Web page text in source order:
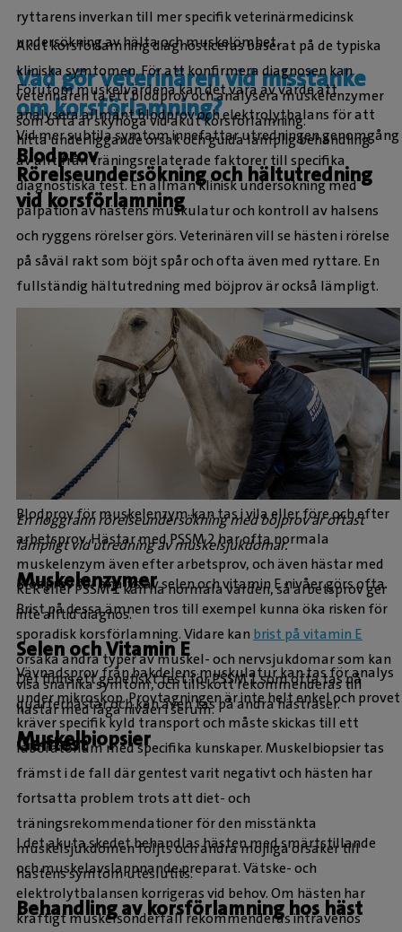
ryttarens inverkan till mer specifik veterinärmedicinsk
undersökning av hälta och muskelömhet.
Vad gör veterinären vid misstanke
om korsförlamning?
Akut korsförlamning diagnosticeras baserat på de typiska
kliniska symtomen. För att konfirmera diagnosen kan
veterinären ta ett blodprov och analysera muskelenzymer
som ofta är skyhöga vid akut korsförlamning.
Blodprov
Förutom muskelvärdena kan det vara av värde att
analysera allmänt blodprov och elektrolytbalans för att
hitta underliggande orsak och guida lämplig behandling.
Rörelseundersökning och hältutredning
vid korsförlamning
Vid mer subtila symtom innefattar utredningen genomgång
av allt från träningsrelaterade faktorer till specifika
diagnostiska test. En allmän klinisk undersökning med
palpation av hästens muskulatur och kontroll av halsens
och ryggens rörelser görs. Veterinären vill se hästen i rörelse
på såväl rakt som böjt spår och ofta även med ryttare. En
fullständig hältutredning med böjprov är också lämpligt.
En noggrann rörelseundersökning med böjprov är oftast
lämpligt vid utredning av muskelsjukdomar.
Muskelenzymer
Blodprov för muskelenzym kan tas i vila eller före och efter
arbetsprov. Hästar med PSSM 2 har ofta normala
muskelenzym även efter arbetsprov, och även hästar med
RER eller PSSM 1 kan ha normala värden, så arbetsprov ger
inte alltid diagnos.
Selen och Vitamin E
Blodprov för analys av selen och vitamin E nivåer görs ofta.
Brist på dessa ämnen tros till exempel kunna öka risken för
sporadisk korsförlamning. Vidare kan brist på vitamin E
orsaka andra typer av muskel- och nervsjukdomar som kan
visa snarlika symtom, och tillskott rekommenderas till
hästar med låga nivåer i serum.
Gentest
Det finns ett genetiskt test för PSSM 1 som ofta tas på
quarterhästar och kan även tas på andra hästraser.
Muskelbiopsier
Vävnadsprov från bakdelens muskulatur kan tas för analys
under mikroskop. Provtagningen är inte helt enkel och provet
kräver specifik kyld transport och måste skickas till ett
laboratorium med specifika kunskaper. Muskelbiopsier tas
främst i de fall där gentest varit negativt och hästen har
fortsatta problem trots att diet- och
träningsrekommendationer för den misstänkta
muskelsjukdomen följts och andra möjliga orsaker till
hästens symtom uteslutits.
Behandling av korsförlamning hos häst
I det akuta skedet behandlas hästen med smärtstillande
och muskelavslappnande preparat. Vätske- och
elektrolytbalansen korrigeras vid behov. Om hästen har
kraftigt muskelsönderfall rekommenderas intravenös